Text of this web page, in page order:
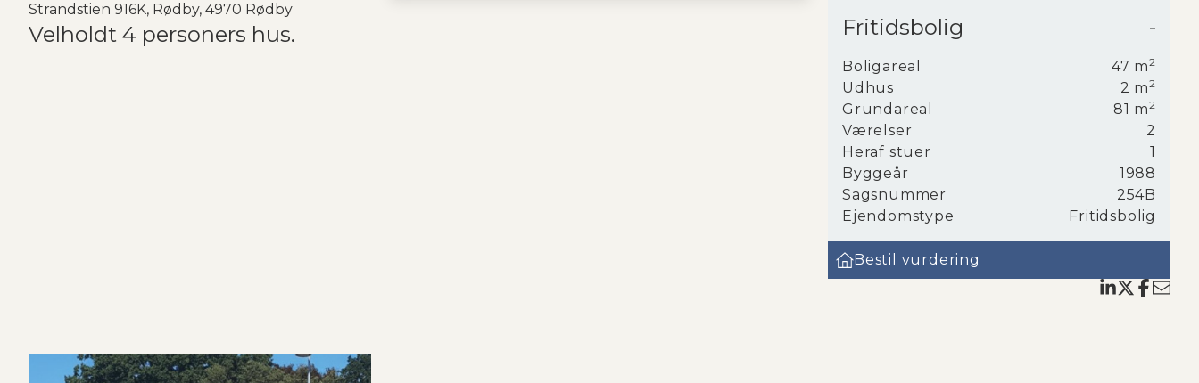
Strandstien 916K, Rødby, 4970 Rødby
Velholdt 4 personers hus. Fritidsbolig -
Boligareal 47 m2
Udhus 2 m2
Grundareal 81 m2
Værelser
2
Heraf stuer
1
Byggeår
1988
Sagsnummer
254B
Ejendomstype
Fritidsbolig
Bestil vurdering